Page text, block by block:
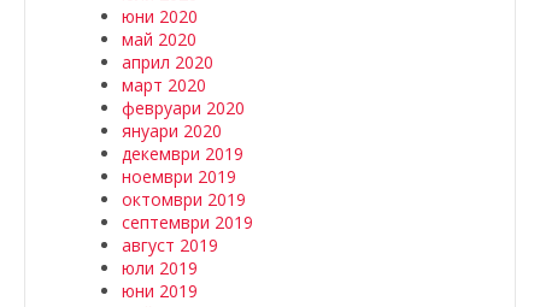
юни 2020
май 2020
април 2020
март 2020
февруари 2020
януари 2020
декември 2019
ноември 2019
октомври 2019
септември 2019
август 2019
юли 2019
юни 2019